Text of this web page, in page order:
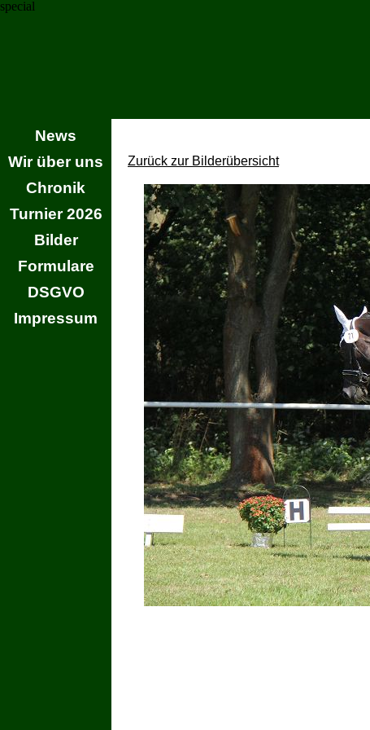
special
News
Wir über uns
Chronik
Turnier 2026
Bilder
Formulare
DSGVO
Impressum
Zurück zur Bilderübersicht